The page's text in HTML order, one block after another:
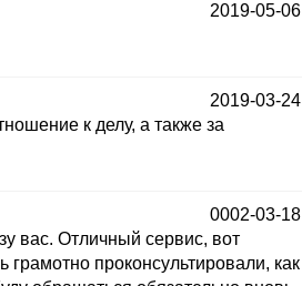
2019-05-06
2019-03-24
к делу, а также за
0002-03-18
вас. Отличный сервис, вот
проконсультировали, как